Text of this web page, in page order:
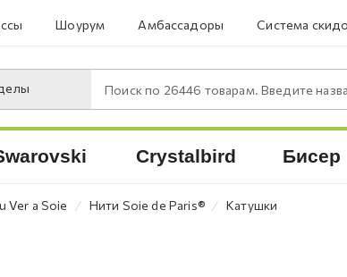
Шоурум Амбассадоры Система
Поиск по 26446 товарам. Введите название
Crystalbird Бисер
Ver a Soie ⁄ Нити Soie de Paris® ⁄ Катушки